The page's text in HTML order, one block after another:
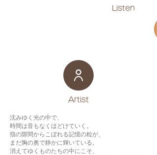
Listen​
​Artist
沈みゆく光の中で、
時間は音もなくほどけていく。
指の隙間からこぼれる記憶の粒が、
まだ胸の奥で静かに輝いている。
消えてゆくものたちの中にこそ、